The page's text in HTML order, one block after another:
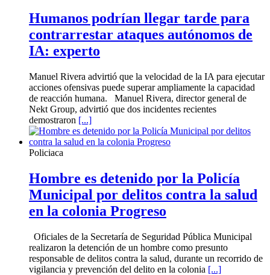
Humanos podrían llegar tarde para
contrarrestar ataques autónomos de
IA: experto
Manuel Rivera advirtió que la velocidad de la IA para ejecutar
acciones ofensivas puede superar ampliamente la capacidad
de reacción humana. Manuel Rivera, director general de
Nekt Group, advirtió que dos incidentes recientes
demostraron [...]
Policiaca
Hombre es detenido por la Policía
Municipal por delitos contra la salud
en la colonia Progreso
Oficiales de la Secretaría de Seguridad Pública Municipal
realizaron la detención de un hombre como presunto
responsable de delitos contra la salud, durante un recorrido de
vigilancia y prevención del delito en la colonia [...]